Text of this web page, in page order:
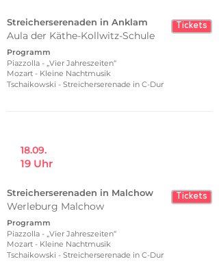
Streicherserenaden in Anklam
Aula der Käthe-Kollwitz-Schule
Tickets
Programm
Piazzolla - „Vier Jahreszeiten“
Mozart - Kleine Nachtmusik
Tschaikowski - Streicherserenade in C-Dur
18.09.
19 Uhr
Streicherserenaden in Malchow
Werleburg Malchow
Tickets
Programm
Piazzolla - „Vier Jahreszeiten“
Mozart - Kleine Nachtmusik
Tschaikowski - Streicherserenade in C-Dur